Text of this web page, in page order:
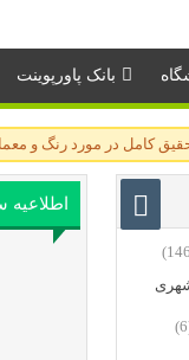
بانک پاورپوینت
کامل در مورد رنگ و
اطلاعیه